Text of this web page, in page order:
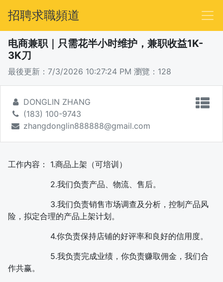
招聘求職頻道
电商兼职｜只需花半小时维护，兼职收益1K-
3K刀
最後更新：7/3/2026 10:27:24 PM 瀏覽：128
DONGLIN ZHANG
(183) 100-9743
zhangdonglin888888@gmail.com
工作内容： 1.商品上架（可培训）
2.我们负责产品、物流、售后。
3.我们负责销售市场调查及分析，控制产品风
险，拟定合理的产品上架计划。
4.你负责保持店铺的好评率和良好的信用度。
5.我负责完成业绩，你负责赚取佣金，我们合
作共赢。